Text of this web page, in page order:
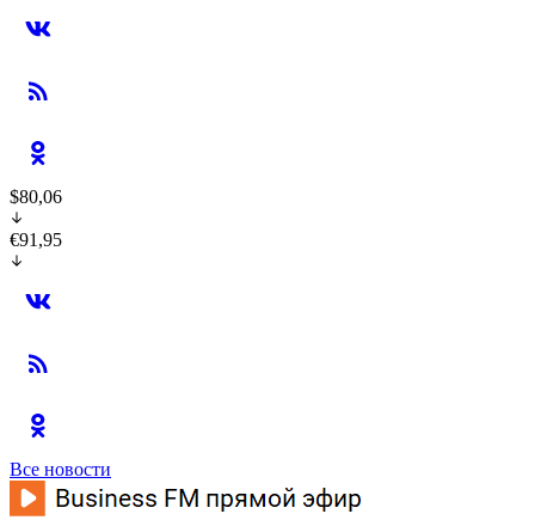
$80,06
€91,95
Все новости